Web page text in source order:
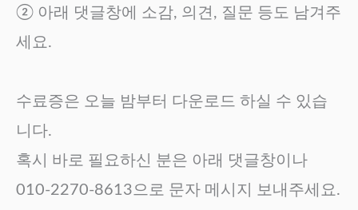
② 아래 댓글창에 소감, 의견, 질문 등도 남겨주
세요.
수료증은 오늘 밤부터 다운로드 하실 수 있습
니다.
혹시 바로 필요하신 분은 아래 댓글창이나
010-2270-8613으로 문자 메시지 보내주세요.